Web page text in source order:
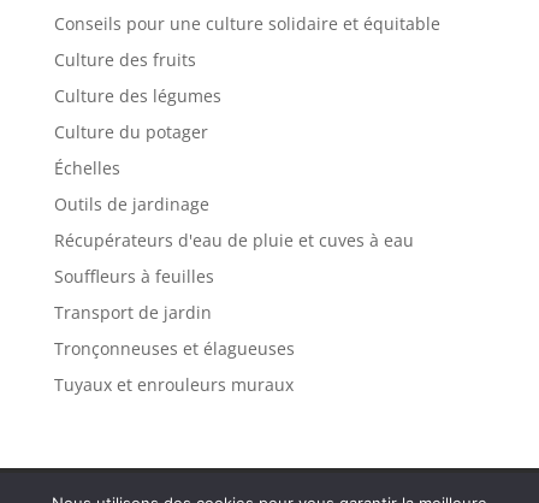
Conseils pour une culture solidaire et équitable
Culture des fruits
Culture des légumes
Culture du potager
Échelles
Outils de jardinage
Récupérateurs d'eau de pluie et cuves à eau
Souffleurs à feuilles
Transport de jardin
Tronçonneuses et élagueuses
Tuyaux et enrouleurs muraux